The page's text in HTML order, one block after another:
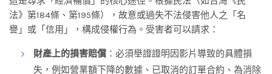
法》第184條、第195條），故意或過失不法侵害他人之「名
譽」或「信用」，構成侵權行為。受害者可以請求：
財產上的損害賠償 ：必須舉證證明因影片導致的具體損
失，例如營業額下降的數據、已取消的訂單合約、為消除